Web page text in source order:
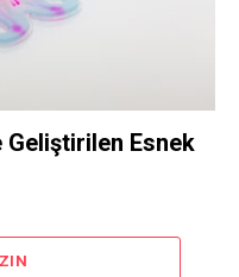
Geliştirilen Esnek